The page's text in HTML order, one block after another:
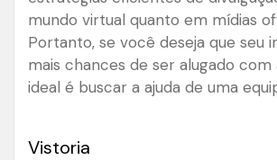
mundo virtual quanto em mídias
Portanto, se você deseja que seu
mais chances de ser alugado com
ideal é buscar a ajuda de uma
Vistoria